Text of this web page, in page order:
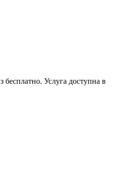
Услуга доступна в